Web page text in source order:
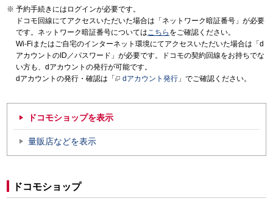
予約手続きにはログインが必要です。
ドコモ回線にてアクセスいただいた場合は「ネットワーク暗証番号」が必要
です。ネットワーク暗証番号についてはこちら をご確認ください。
Wi-Fiまたはご自宅のインターネット環境にてアクセスいただいた場合は「d
アカウントのID／パスワード」が必要です。ドコモの契約回線をお持ちでな
い方も、dアカウントの発行が可能です。
dアカウントの発行・確認は「
dアカウント発行 」でご確認ください。
ドコモショップを表示
量販店などを表示
ドコモショップ